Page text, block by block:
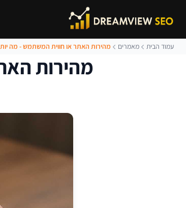
עמוד הבית מאמרים מהירות האתר או חווית המשתמש - מה
מהירות